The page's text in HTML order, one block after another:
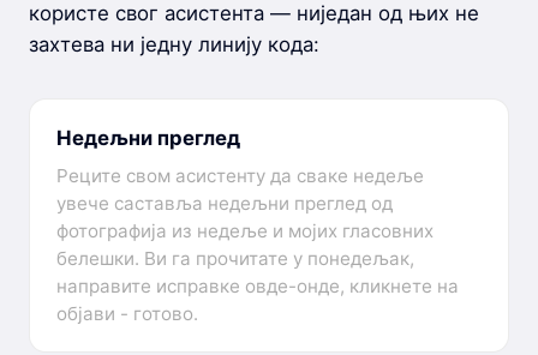
користе свог асистента — ниједан од њих не
захтева ни једну линију кода:
Недељни преглед
Реците свом асистенту да сваке недеље
увече саставља недељни преглед од
фотографија из недеље и мојих гласовних
белешки. Ви га прочитате у понедељак,
направите исправке овде-онде, кликнете на
објави - готово.